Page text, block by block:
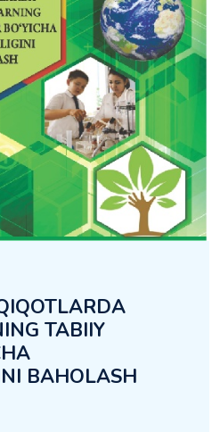
TABIIY
BAHOLASH